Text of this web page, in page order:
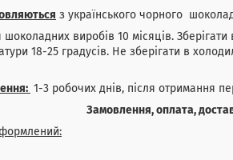
з українського чорного
шоколадних виробів 10 місяців.
18-25 градусів. Не зберігати в
1-3 робочих днів, після отримання
Замовлення, оплата,